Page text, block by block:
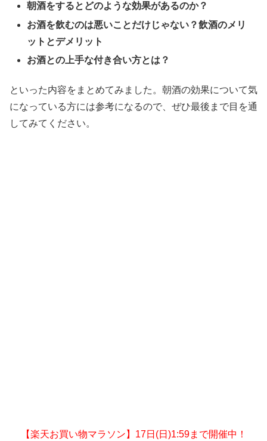
朝酒をするとどのような効果があるのか？
お酒を飲むのは悪いことだけじゃない？飲酒のメリ
ットとデメリット
お酒との上手な付き合い方とは？
といった内容をまとめてみました。朝酒の効果について気
になっている方には参考になるので、ぜひ最後まで目を通
してみてください。
【楽天お買い物マラソン】17日(日)1:59まで開催中！